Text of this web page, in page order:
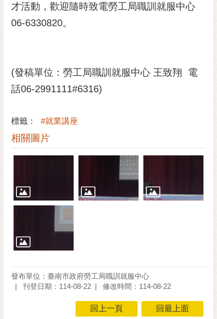
料
放
市
府
交
置
才活動，歡迎隨時致電勞工局職訓就服中心
06-6330820。
(發稿單位：勞工局職訓就服中心 王致翔 電
話06-2991111#6316)
標籤： #就業講座
相關圖片
發布單位：臺南市政府勞工局職訓就服中心
刊登日期：114-08-22
修改時間：114-08-22
回上一頁 回最上面